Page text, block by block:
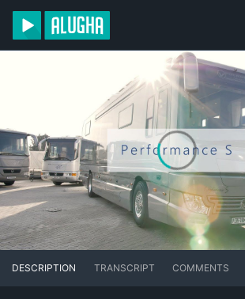
DESCRIPTION TRANSCRIPT COMMENTS